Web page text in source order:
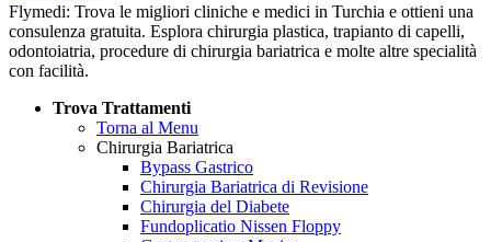
Flymedi: Trova le migliori cliniche e medici in Turchia e ottieni una
consulenza gratuita. Esplora chirurgia plastica, trapianto di capelli,
odontoiatria, procedure di chirurgia bariatrica e molte altre specialità
con facilità.
Trova Trattamenti
Torna al Menu
Chirurgia Bariatrica
Bypass Gastrico
Chirurgia Bariatrica di Revisione
Chirurgia del Diabete
Fundoplicatio Nissen Floppy